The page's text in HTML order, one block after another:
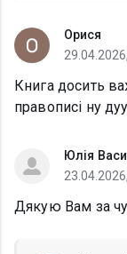
Орися
Книга досить
правописі ну
Юлія
Дякую Вам за